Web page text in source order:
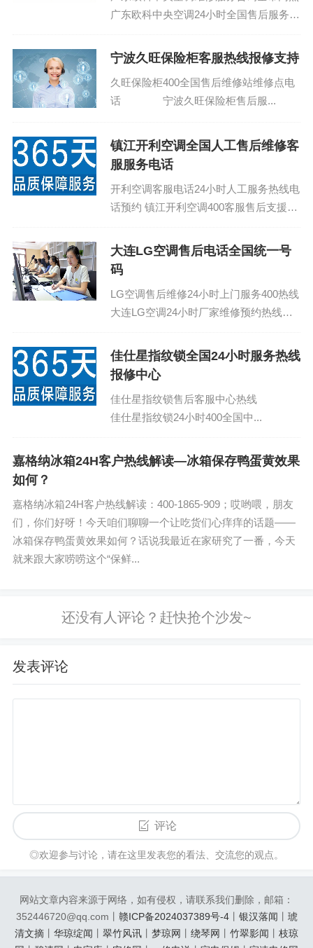
广东欧科中央空调24小时全国售后服务热
全国24小...
宁波久旺保险柜客服热线报修支持
久旺保险柜400全国售后维修站维修点电
话 宁波久旺保险柜售后服...
镇江开利空调全国人工售后维修客
服服务电话
开利空调客服电话24小时人工服务热线电
话预约 镇江开利空调400客服售后支援热
打）...
大连LG空调售后电话全国统一号
码
LG空调售后维修24小时上门服务400热线
大连LG空调24小时厂家维修预约热线电
打）...
佳仕星指纹锁全国24小时服务热线
报修中心
佳仕星指纹锁售后客服中心热线
佳仕星指纹锁24小时400全国中...
嘉格纳冰箱24H客户热线解读—冰箱保存鸭蛋黄效果
如何？
嘉格纳冰箱24H客户热线解读：400-1865-909；哎哟喂，朋友
们，你们好呀！今天咱们聊聊一个让吃货们心痒痒的话题——
冰箱保存鸭蛋黄效果如何？话说我最近在家研究了一番，今天
就来跟大家唠唠这个“保鲜...
发表评论
评论
◎欢迎参与讨论，请在这里发表您的看法、交流您的观点。
网站文章内容来源于网络，如有侵权，请联系我们删除，邮箱：
352446720@qq.com丨 赣ICP备2024037389号-4丨 银汉落闻 丨 琥
清文摘 丨 华琼绽闻 丨 翠竹风讯 丨 梦琼网 丨 绕琴网 丨 竹翠影闻 丨 枝琼